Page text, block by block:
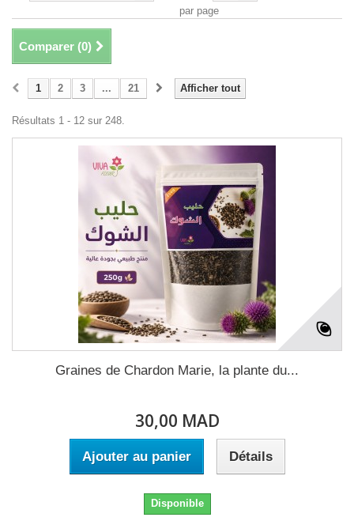
par page
Comparer (0)
Afficher tout
1 2 3 ... 21
Résultats 1 - 12 sur 248.
Graines de Chardon Marie, la plante du...
30,00 MAD
Ajouter au panier Détails
Disponible